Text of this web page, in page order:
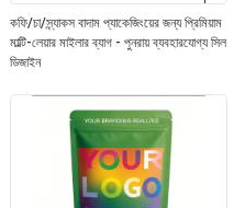
কফি/চা/স্ন্যাকস বাদাম প্যাকেজিংয়ের জন্য প্রিমিয়াম
মাল্টি-লেয়ার মাইলার ব্যাগ - পুনরায় ব্যবহারযোগ্য সিল
ডিজাইন